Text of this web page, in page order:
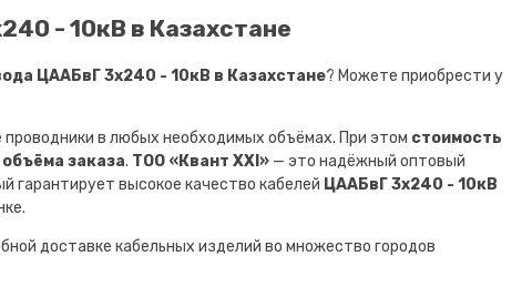
- 10кВ в Казахстане
ЦААБвГ 3х240 - 10кВ в Казахстане? Можете приобрести у
в любых необходимых объёмах. При этом стоимость
заказа. ТОО «Квант XXI» — это надёжный оптовый
гарантирует высокое качество кабелей ЦААБвГ 3х240 - 10кВ
доставке кабельных изделий во множество городов